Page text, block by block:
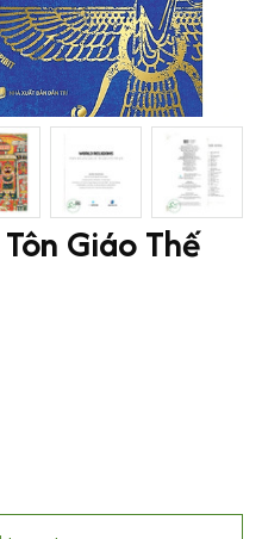
Giáo Thế
to cart